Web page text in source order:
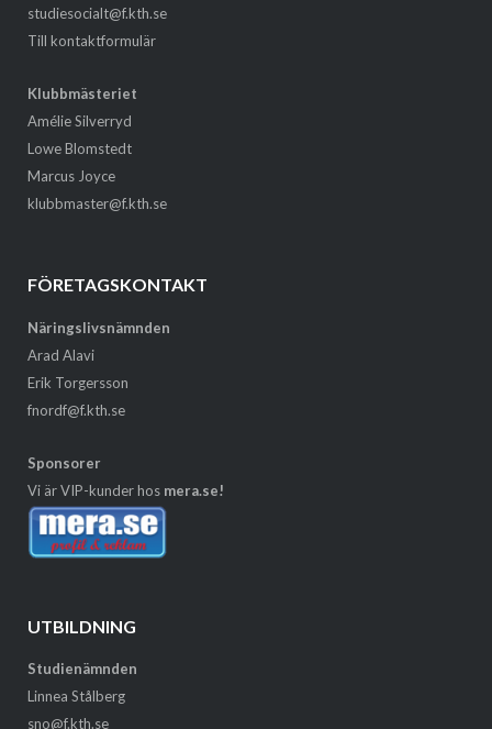
studiesocialt@f.kth.se
Till kontaktformulär
Klubbmästeriet
Amélie Silverryd
Lowe Blomstedt
Marcus Joyce
klubbmaster@f.kth.se
FÖRETAGSKONTAKT
Näringslivsnämnden
Arad Alavi
Erik Torgersson
fnordf@f.kth.se
Sponsorer
Vi är VIP-kunder hos mera.se!
UTBILDNING
Studienämnden
Linnea Stålberg
sno@f.kth.se